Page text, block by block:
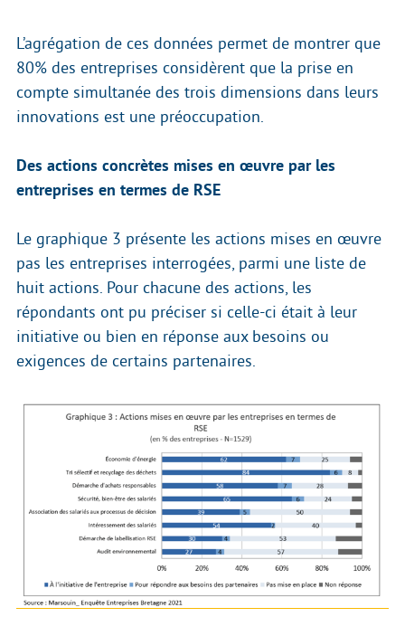
L’agrégation de ces données permet de montrer que
80% des entreprises considèrent que la prise en
compte simultanée des trois dimensions dans leurs
innovations est une préoccupation.
Des actions concrètes mises en œuvre par les
entreprises en termes de RSE
Le graphique 3 présente les actions mises en œuvre
pas les entreprises interrogées, parmi une liste de
huit actions. Pour chacune des actions, les
répondants ont pu préciser si celle-ci était à leur
initiative ou bien en réponse aux besoins ou
exigences de certains partenaires.